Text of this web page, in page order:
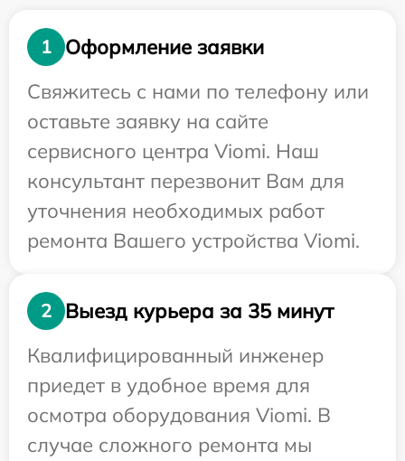
1
Оформление заявки
Свяжитесь с нами по телефону или
оставьте заявку на сайте
сервисного центра Viomi. Наш
консультант перезвонит Вам для
уточнения необходимых работ
ремонта Вашего устройства Viomi.
2
Выезд курьера за 35 минут
Квалифицированный инженер
приедет в удобное время для
осмотра оборудования Viomi. В
случае сложного ремонта мы